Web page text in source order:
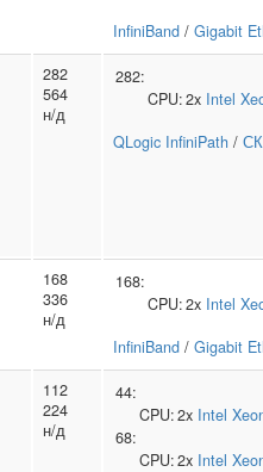
InfiniBand / Gigabit
282
564
н/д
282:
CPU:2x Intel
QLogic InfiniPath /
168
336
н/д
168:
CPU:2x Intel
InfiniBand / Gigabit
112
224
н/д
44:
CPU:2x Intel
68:
CPU:2x Intel